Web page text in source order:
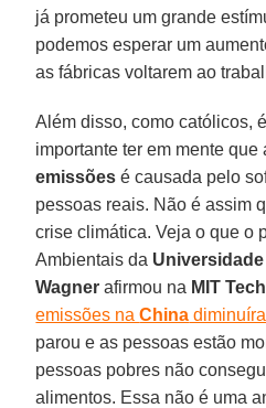
já prometeu um grande
podemos esperar um
as fábricas voltarem ao
Além disso, como católicos,
importante ter em mente que
emissões é causada pelo
pessoas reais. Não é assim
crise climática. Veja o que o
Ambientais da
Wagner afirmou na MIT
emissões naChina
parou e as pessoas estão
pessoas pobres não
alimentos. Essa não é uma